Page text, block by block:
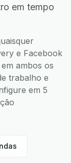
em tempo
e Facebook
ambos os
trabalho e
em 5